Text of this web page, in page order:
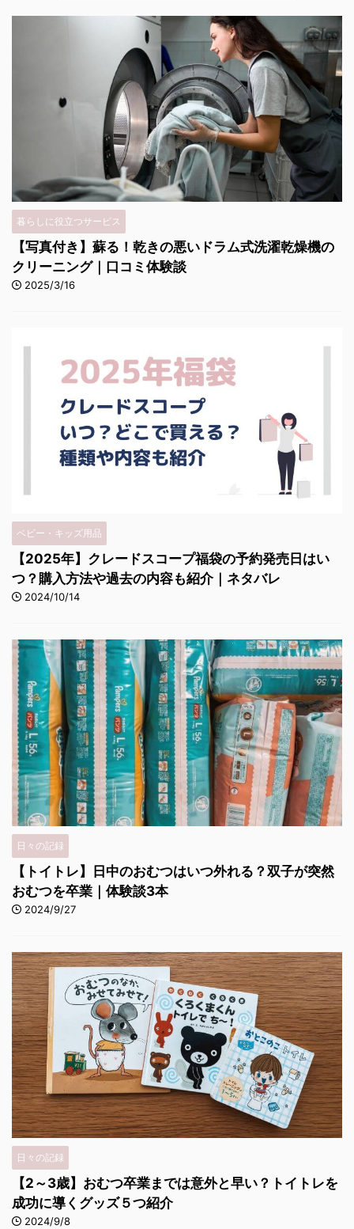
暮らしに役立つサービス
【写真付き】蘇る！乾きの悪いドラム式洗濯乾燥機の
クリーニング｜口コミ体験談
2025/3/16
ベビー・キッズ用品
【2025年】クレードスコープ福袋の予約発売日はい
つ？購入方法や過去の内容も紹介｜ネタバレ
2024/10/14
日々の記録
【トイトレ】日中のおむつはいつ外れる？双子が突然
おむつを卒業｜体験談3本
2024/9/27
日々の記録
【2～3歳】おむつ卒業までは意外と早い？トイトレを
成功に導くグッズ５つ紹介
2024/9/8